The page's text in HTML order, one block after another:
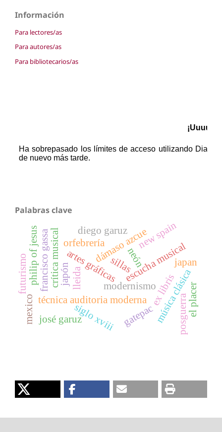
Información
Para lectores/as
Para autores/as
Para bibliotecarios/as
Palabras clave
modernismo
artes gráficas
ex libris
escucha musical
técnica auditoria moderna música clásica
crítica musical sillas
dámaso azcue
gatepac posguerra
neón
lleida
orfebrería
siglo xviii
diego garuz
josé garuz
francisco gassa japón japan
new spain
mexico
philip of jesus
el placer
futurismo